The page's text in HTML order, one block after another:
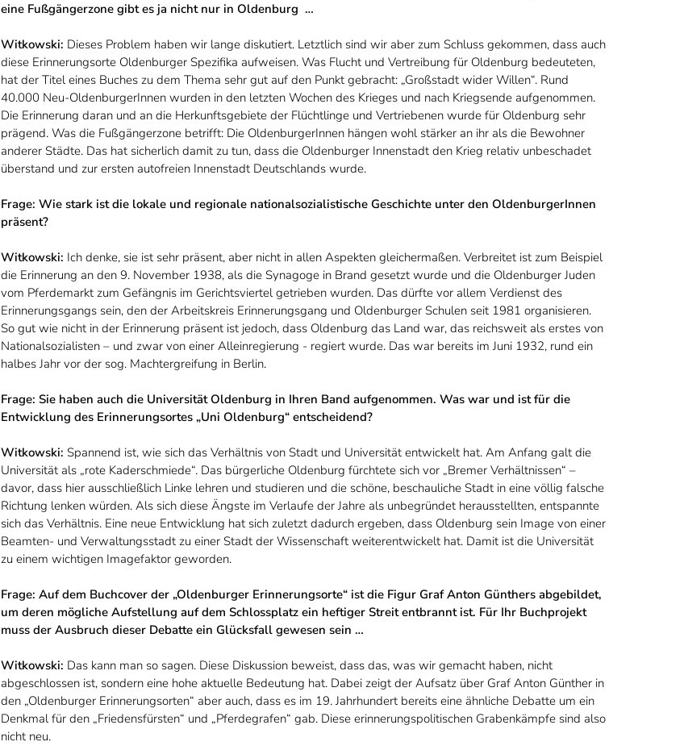
eine Fußgängerzone gibt es ja nicht nur in Oldenburg …
Witkowski: Dieses Problem haben wir lange diskutiert. Letztlich sind wir aber zum Schluss gekommen, dass auch
diese Erinnerungsorte Oldenburger Spezifika aufweisen. Was Flucht und Vertreibung für Oldenburg bedeuteten,
hat der Titel eines Buches zu dem Thema sehr gut auf den Punkt gebracht: „Großstadt wider Willen“. Rund
40.000 Neu-OldenburgerInnen wurden in den letzten Wochen des Krieges und nach Kriegsende aufgenommen.
Die Erinnerung daran und an die Herkunftsgebiete der Flüchtlinge und Vertriebenen wurde für Oldenburg sehr
prägend. Was die Fußgängerzone betrifft: Die OldenburgerInnen hängen wohl stärker an ihr als die Bewohner
anderer Städte. Das hat sicherlich damit zu tun, dass die Oldenburger Innenstadt den Krieg relativ unbeschadet
überstand und zur ersten autofreien Innenstadt Deutschlands wurde.
Frage: Wie stark ist die lokale und regionale nationalsozialistische Geschichte unter den OldenburgerInnen
präsent?
Witkowski: Ich denke, sie ist sehr präsent, aber nicht in allen Aspekten gleichermaßen. Verbreitet ist zum Beispiel
die Erinnerung an den 9. November 1938, als die Synagoge in Brand gesetzt wurde und die Oldenburger Juden
vom Pferdemarkt zum Gefängnis im Gerichtsviertel getrieben wurden. Das dürfte vor allem Verdienst des
Erinnerungsgangs sein, den der Arbeitskreis Erinnerungsgang und Oldenburger Schulen seit 1981 organisieren.
So gut wie nicht in der Erinnerung präsent ist jedoch, dass Oldenburg das Land war, das reichsweit als erstes von
Nationalsozialisten – und zwar von einer Alleinregierung - regiert wurde. Das war bereits im Juni 1932, rund ein
halbes Jahr vor der sog. Machtergreifung in Berlin.
Frage: Sie haben auch die Universität Oldenburg in Ihren Band aufgenommen. Was war und ist für die
Entwicklung des Erinnerungsortes „Uni Oldenburg“ entscheidend?
Witkowski: Spannend ist, wie sich das Verhältnis von Stadt und Universität entwickelt hat. Am Anfang galt die
Universität als „rote Kaderschmiede“. Das bürgerliche Oldenburg fürchtete sich vor „Bremer Verhältnissen“ –
davor, dass hier ausschließlich Linke lehren und studieren und die schöne, beschauliche Stadt in eine völlig falsche
Richtung lenken würden. Als sich diese Ängste im Verlaufe der Jahre als unbegründet herausstellten, entspannte
sich das Verhältnis. Eine neue Entwicklung hat sich zuletzt dadurch ergeben, dass Oldenburg sein Image von einer
Beamten- und Verwaltungsstadt zu einer Stadt der Wissenschaft weiterentwickelt hat. Damit ist die Universität
zu einem wichtigen Imagefaktor geworden.
Frage: Auf dem Buchcover der „Oldenburger Erinnerungsorte“ ist die Figur Graf Anton Günthers abgebildet,
um deren mögliche Aufstellung auf dem Schlossplatz ein heftiger Streit entbrannt ist. Für Ihr Buchprojekt
muss der Ausbruch dieser Debatte ein Glücksfall gewesen sein …
Witkowski: Das kann man so sagen. Diese Diskussion beweist, dass das, was wir gemacht haben, nicht
abgeschlossen ist, sondern eine hohe aktuelle Bedeutung hat. Dabei zeigt der Aufsatz über Graf Anton Günther in
den „Oldenburger Erinnerungsorten“ aber auch, dass es im 19. Jahrhundert bereits eine ähnliche Debatte um ein
Denkmal für den „Friedensfürsten“ und „Pferdegrafen“ gab. Diese erinnerungspolitischen Grabenkämpfe sind also
nicht neu.